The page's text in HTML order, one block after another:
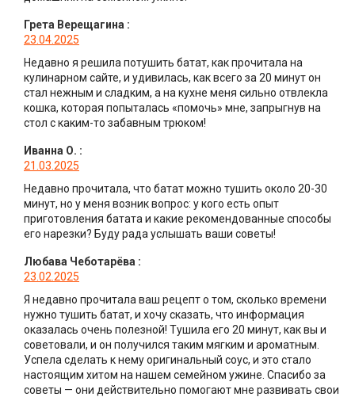
Грета Верещагина :
23.04.2025
Недавно я решила потушить батат, как прочитала на
кулинарном сайте, и удивилась, как всего за 20 минут он
стал нежным и сладким, а на кухне меня сильно отвлекла
кошка, которая попыталась «помочь» мне, запрыгнув на
стол с каким-то забавным трюком!
Иванна О. :
21.03.2025
Недавно прочитала, что батат можно тушить около 20-30
минут, но у меня возник вопрос: у кого есть опыт
приготовления батата и какие рекомендованные способы
его нарезки? Буду рада услышать ваши советы!
Любава Чеботарёва :
23.02.2025
Я недавно прочитала ваш рецепт о том, сколько времени
нужно тушить батат, и хочу сказать, что информация
оказалась очень полезной! Тушила его 20 минут, как вы и
советовали, и он получился таким мягким и ароматным.
Успела сделать к нему оригинальный соус, и это стало
настоящим хитом на нашем семейном ужине. Спасибо за
советы — они действительно помогают мне развивать свои